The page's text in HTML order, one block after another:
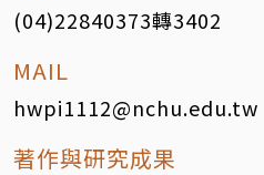
(04)22840373轉3402
MAIL
hwpi1112@nchu.edu.tw
著作與研究成果